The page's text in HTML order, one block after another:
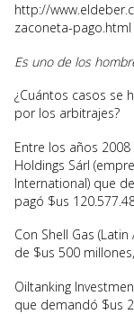
http://
zaconeta-pago.html
Es uno de los
¿Cuántos casos se
por los arbitrajes?
Entre los años
Holdings Sárl
International) que
pagó $us
Con Shell Gas
de $us 500
Oiltanking
que demandó $us